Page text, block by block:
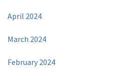
April 2024
March 2024
February 2024